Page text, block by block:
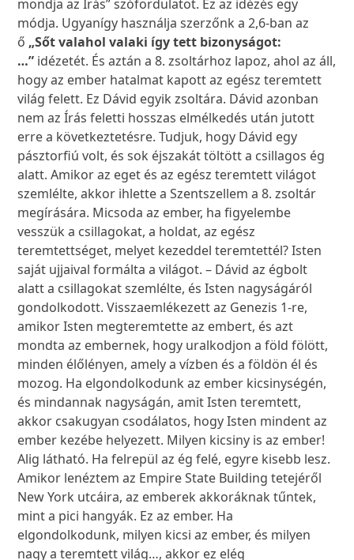
mondja az Írás” szófordulatot. Ez az idézés egy
módja. Ugyanígy használja szerzőnk a 2,6-ban az
ő „Sőt valahol valaki így tett bizonyságot:
…” idézetét. És aztán a 8. zsoltárhoz lapoz, ahol az áll,
hogy az ember hatalmat kapott az egész teremtett
világ felett. Ez Dávid egyik zsoltára. Dávid azonban
nem az Írás feletti hosszas elmélkedés után jutott
erre a következtetésre. Tudjuk, hogy Dávid egy
pásztorfiú volt, és sok éjszakát töltött a csillagos ég
alatt. Amikor az eget és az egész teremtett világot
szemlélte, akkor ihlette a Szentszellem a 8. zsoltár
megírására. Micsoda az ember, ha figyelembe
vesszük a csillagokat, a holdat, az egész
teremtettséget, melyet kezeddel teremtettél? Isten
saját ujjaival formálta a világot. – Dávid az égbolt
alatt a csillagokat szemlélte, és Isten nagyságáról
gondolkodott. Visszaemlékezett az Genezis 1-re,
amikor Isten megteremtette az embert, és azt
mondta az embernek, hogy uralkodjon a föld fölött,
minden élőlényen, amely a vízben és a földön él és
mozog. Ha elgondolkodunk az ember kicsinységén,
és mindannak nagyságán, amit Isten teremtett,
akkor csakugyan csodálatos, hogy Isten mindent az
ember kezébe helyezett. Milyen kicsiny is az ember!
Alig látható. Ha felrepül az ég felé, egyre kisebb lesz.
Amikor lenéztem az Empire State Building tetejéről
New York utcáira, az emberek akkoráknak tűntek,
mint a pici hangyák. Ez az ember. Ha
elgondolkodunk, milyen kicsi az ember, és milyen
nagy a teremtett világ…, akkor ez elég